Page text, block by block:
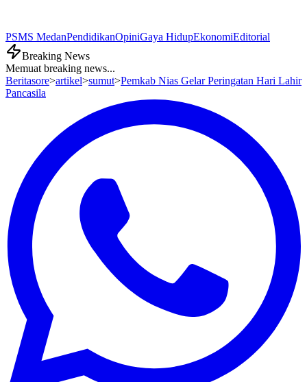
PSMS MedanPendidikanOpiniGaya HidupEkonomiEditorial
Breaking News
Memuat breaking news...
Beritasore>artikel>sumut>Pemkab Nias Gelar Peringatan Hari Lahir
Pancasila